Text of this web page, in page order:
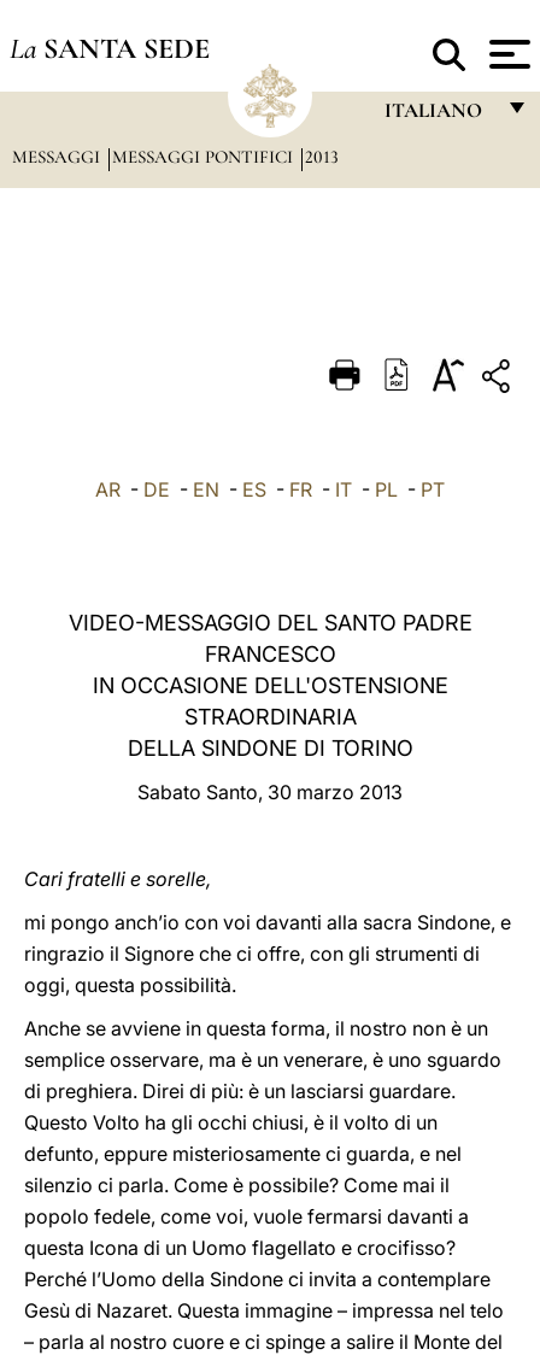
La SANTA SEDE
ITALIANO
DEUTSCH
العربيّة
MESSAGGI MESSAGGI PONTIFICI 2013
AR - DE - EN - ES - FR - IT - PL - PT
VIDEO-MESSAGGIO DEL SANTO PADRE
FRANCESCO
IN OCCASIONE DELL'OSTENSIONE
STRAORDINARIA
DELLA SINDONE DI TORINO
Sabato Santo, 30 marzo 2013
Cari fratelli e sorelle,
mi pongo anch’io con voi davanti alla sacra Sindone, e
ringrazio il Signore che ci offre, con gli strumenti di
oggi, questa possibilità.
Anche se avviene in questa forma, il nostro non è un
semplice osservare, ma è un venerare, è uno sguardo
di preghiera. Direi di più: è un lasciarsi guardare.
Questo Volto ha gli occhi chiusi, è il volto di un
defunto, eppure misteriosamente ci guarda, e nel
silenzio ci parla. Come è possibile? Come mai il
popolo fedele, come voi, vuole fermarsi davanti a
questa Icona di un Uomo flagellato e crocifisso?
Perché l’Uomo della Sindone ci invita a contemplare
Gesù di Nazaret. Questa immagine – impressa nel telo
– parla al nostro cuore e ci spinge a salire il Monte del